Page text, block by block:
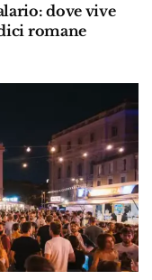
dove vive
romane